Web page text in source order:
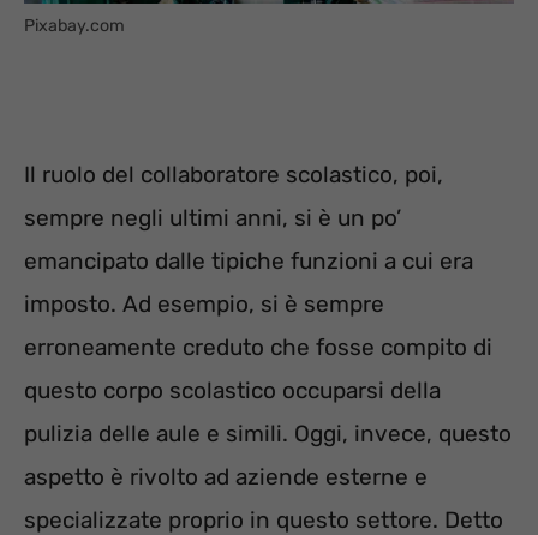
Pixabay.com
Il ruolo del collaboratore scolastico, poi,
sempre negli ultimi anni, si è un po’
emancipato dalle tipiche funzioni a cui era
imposto. Ad esempio, si è sempre
erroneamente creduto che fosse compito di
questo corpo scolastico occuparsi della
pulizia delle aule e simili. Oggi, invece, questo
aspetto è rivolto ad aziende esterne e
specializzate proprio in questo settore. Detto